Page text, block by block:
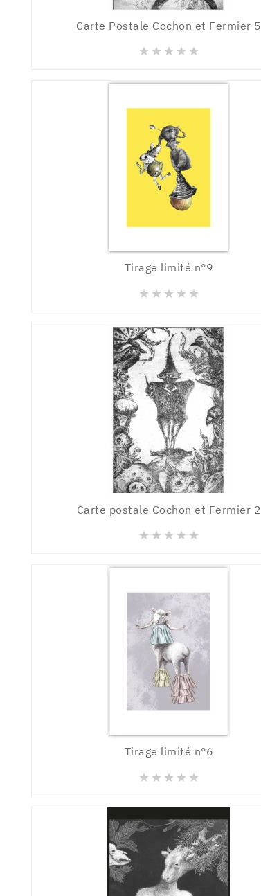
Carte Postale Cochon et Fermier 5
    
Tirage limité n°9
    
Carte postale Cochon et Fermier 2
    
Tirage limité n°6
    